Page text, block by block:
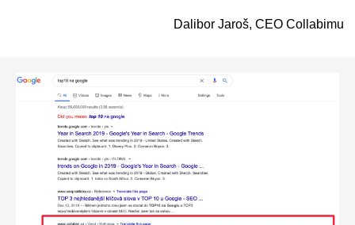
Dalibor Jaroš, CEO Collabimu